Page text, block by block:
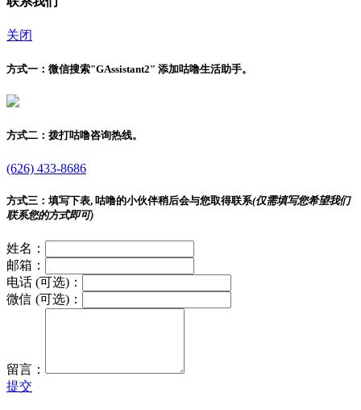
关闭
方式一： 微信搜索"GAssistant2" 添加咕噜生活助手。
方式二： 拨打咕噜咨询热线。
(626) 433-8686
方式三： 填写下表, 咕噜的小伙伴稍后会与您取得联系(仅需填写您希望我们
联系您的方式即可)
姓名：
邮箱：
电话 (可选)：
微信 (可选)：
留言：
提交